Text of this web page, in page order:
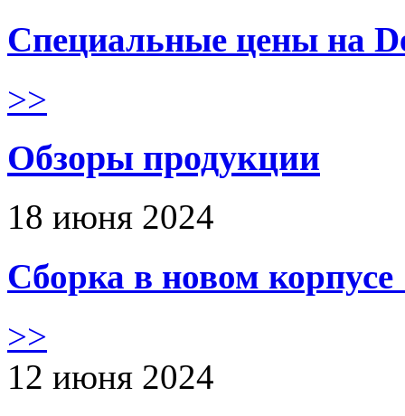
Специальные цены на
>>
Обзоры продукции
18 июня 2024
Сборка в новом
>>
12 июня 2024